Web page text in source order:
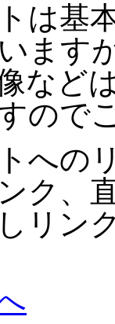
は基
ます
など
ので
への
ク、
リン